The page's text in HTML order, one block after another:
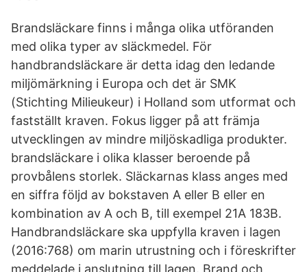
Brandsläckare finns i många olika utföranden
med olika typer av släckmedel. För
handbrandsläckare är detta idag den ledande
miljömärkning i Europa och det är SMK
(Stichting Milieukeur) i Holland som utformat och
fastställt kraven. Fokus ligger på att främja
utvecklingen av mindre miljöskadliga produkter.
brandsläckare i olika klasser beroende på
provbålens storlek. Släckarnas klass anges med
en siffra följd av bokstaven A eller B eller en
kombination av A och B, till exempel 21A 183B.
Handbrandsläckare ska uppfylla kraven i lagen
(2016:768) om marin utrustning och i föreskrifter
meddelade i anslutning till lagen. Brand och